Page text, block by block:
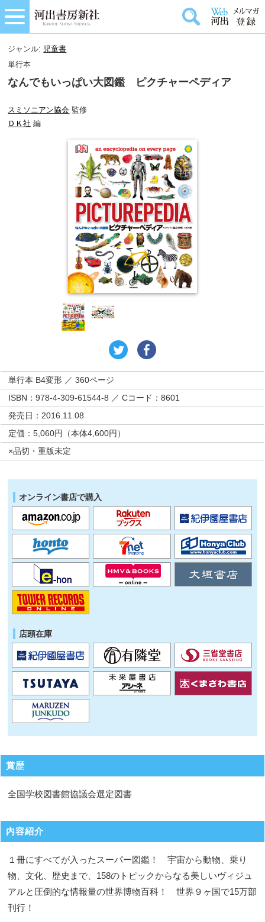
ジャンル: 児童書
単行本
なんでもいっぱい大図鑑 ピクチャーペディア
スミソニアン協会 監修
ＤＫ社 編
単行本 B4変形 ／ 360ページ
ISBN：978-4-309-61544-8 ／ Cコード：8601
発売日：2016.11.08
定価：5,060円（本体4,600円）
×品切・重版未定
オンライン書店で購入
店頭在庫
賞歴
全国学校図書館協議会選定図書
内容紹介
１冊にすべてが入ったスーパー図鑑！ 宇宙から動物、乗り
物、文化、歴史まで、158のトピックからなる美しいヴィジュ
アルと圧倒的な情報量の世界博物百科！ 世界９ヶ国で15万部
刊行！